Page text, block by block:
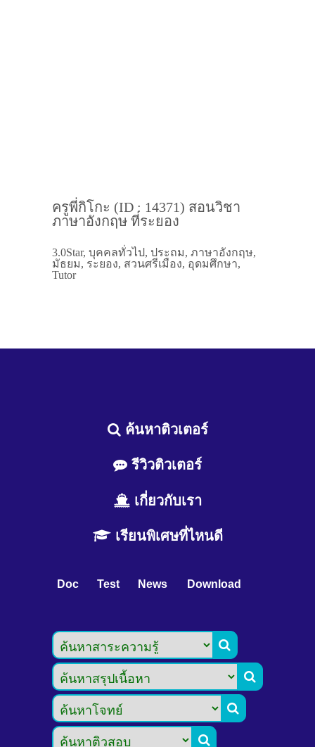
ครูพี่กิโกะ (ID : 14371) สอนวิชา
ภาษาอังกฤษ ที่ระยอง
3.0Star, บุคคลทั่วไป, ประถม, ภาษาอังกฤษ,
มัธยม, ระยอง, สวนศรีเมือง, อุดมศึกษา,
Tutor
ค้นหาติวเตอร์
รีวิวติวเตอร์
เกี่ยวกับเรา
เรียนพิเศษที่ไหนดี
Doc Test News Download



